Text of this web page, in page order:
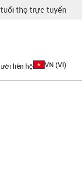
thọ trực tuyến
liên hệ VN (VI)